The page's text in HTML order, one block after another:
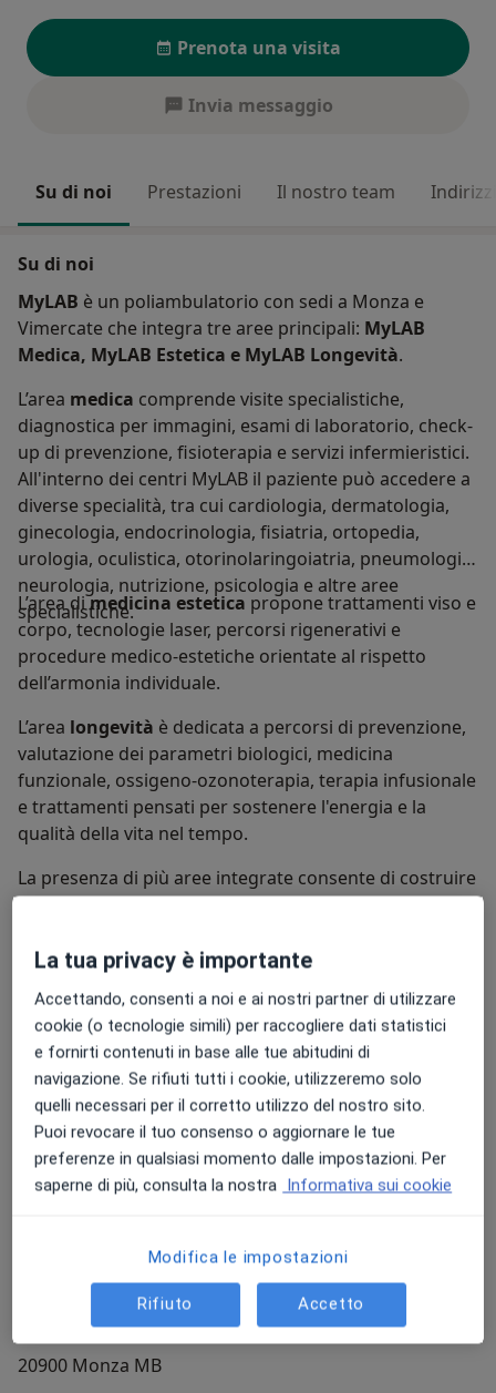
Prenota una visita
Invia messaggio
Su di noi Prestazioni Il nostro team Indirizzi
Su di noi
MyLAB è un poliambulatorio con sedi a Monza e
Vimercate che integra tre aree principali: MyLAB
Medica, MyLAB Estetica e MyLAB Longevità.
L’area medica comprende visite specialistiche,
diagnostica per immagini, esami di laboratorio, check-
up di prevenzione, fisioterapia e servizi infermieristici.
All'interno dei centri MyLAB il paziente può accedere a
diverse specialità, tra cui cardiologia, dermatologia,
ginecologia, endocrinologia, fisiatria, ortopedia,
urologia, oculistica, otorinolaringoiatria, pneumologia,
neurologia, nutrizione, psicologia e altre aree
specialistiche.
L’area dimedicina estetica propone trattamenti viso e
corpo, tecnologie laser, percorsi rigenerativi e
procedure medico-estetiche orientate al rispetto
dell’armonia individuale.
L’area longevità è dedicata a percorsi di prevenzione,
valutazione dei parametri biologici, medicina
funzionale, ossigeno-ozonoterapia, terapia infusionale
e trattamenti pensati per sostenere l'energia e la
qualità della vita nel tempo.
La presenza di più aree integrate consente di costruire
percorsi più completi, dalla prima valutazione fino agli
periodici, al recupero funzionale o al monitoraggio nel
L’approccio MyLAB si basa sullacollaborazione tra
professionisti: quando il quadro clinico richiede
competenze diverse, gli specialisti possono lavorare in
sinergia per costruire un percorso personalizzato e
coerente con le esigenze del paziente.
Lesedisono organizzate per offrire ambienti moderni,
MyLAB Monza
Via Borgazzi, 7
20900 Monza MB
La tua privacy è importante
Accettando, consenti a noi e ai nostri partner di utilizzare
cookie (o tecnologie simili) per raccogliere dati statistici
e fornirti contenuti in base alle tue abitudini di
navigazione. Se rifiuti tutti i cookie, utilizzeremo solo
quelli necessari per il corretto utilizzo del nostro sito.
Puoi revocare il tuo consenso o aggiornare le tue
preferenze in qualsiasi momento dalle impostazioni. Per
saperne di più, consulta la nostra Informativa sui cookie
Modifica le impostazioni
Rifiuto Accetto